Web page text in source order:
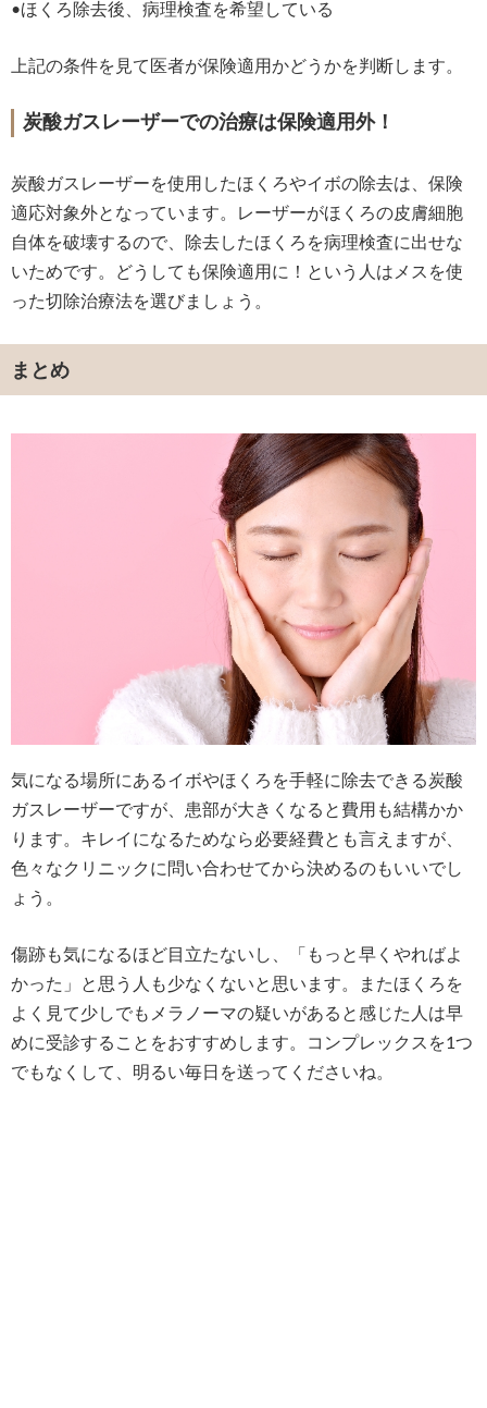
•ほくろ除去後、病理検査を希望している
上記の条件を見て医者が保険適用かどうかを判断します。
炭酸ガスレーザーでの治療は保険適用外！
炭酸ガスレーザーを使用したほくろやイボの除去は、保険
適応対象外となっています。レーザーがほくろの皮膚細胞
自体を破壊するので、除去したほくろを病理検査に出せな
いためです。どうしても保険適用に！という人はメスを使
った切除治療法を選びましょう。
まとめ
気になる場所にあるイボやほくろを手軽に除去できる炭酸
ガスレーザーですが、患部が大きくなると費用も結構かか
ります。キレイになるためなら必要経費とも言えますが、
色々なクリニックに問い合わせてから決めるのもいいでし
ょう。
傷跡も気になるほど目立たないし、「もっと早くやればよ
かった」と思う人も少なくないと思います。またほくろを
よく見て少しでもメラノーマの疑いがあると感じた人は早
めに受診することをおすすめします。コンプレックスを1つ
でもなくして、明るい毎日を送ってくださいね。